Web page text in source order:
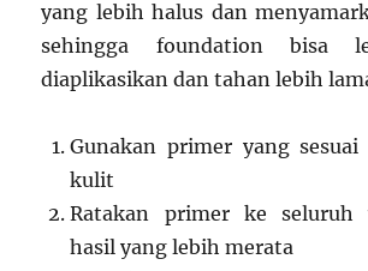
yang lebih halus dan
sehingga foundation bisa
diaplikasikan dan tahan lebih
Gunakan primer yang
kulit
Ratakan primer ke seluruh
hasil yang lebih merata